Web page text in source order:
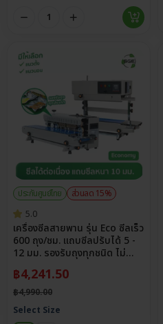
ประกันศูนย์ไทย
ส่วนลด 15%
5.0
เครื่องซีลสายพาน รุ่น Eco ซีลเร็ว
600 ถุง/ชม. แถบซีลปรับได้ 5 -
12 มม. รองรับถุงทุกชนิด ไม่
฿4,241.50
฿4,990.00
Select Size